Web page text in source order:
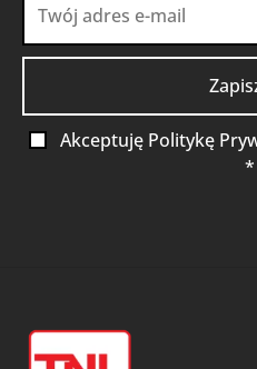
Akceptuję Politykę
*